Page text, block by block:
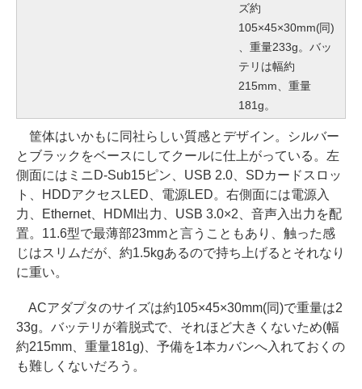
ズ約
105×45×30mm(同)
、重量233g。バッ
テリは幅約
215mm、重量
181g。
筐体はいかもに同社らしい質感とデザイン。シルバー
とブラックをベースにしてクールに仕上がっている。左
側面にはミニD-Sub15ピン、USB 2.0、SDカードスロッ
ト、HDDアクセスLED、電源LED。右側面には電源入
力、Ethernet、HDMI出力、USB 3.0×2、音声入出力を配
置。11.6型で最薄部23mmと言うこともあり、触った感
じはスリムだが、約1.5kgあるので持ち上げるとそれなり
に重い。
ACアダプタのサイズは約105×45×30mm(同)で重量は2
33g。バッテリが着脱式で、それほど大きくないため(幅
約215mm、重量181g)、予備を1本カバンへ入れておくの
も難しくないだろう。